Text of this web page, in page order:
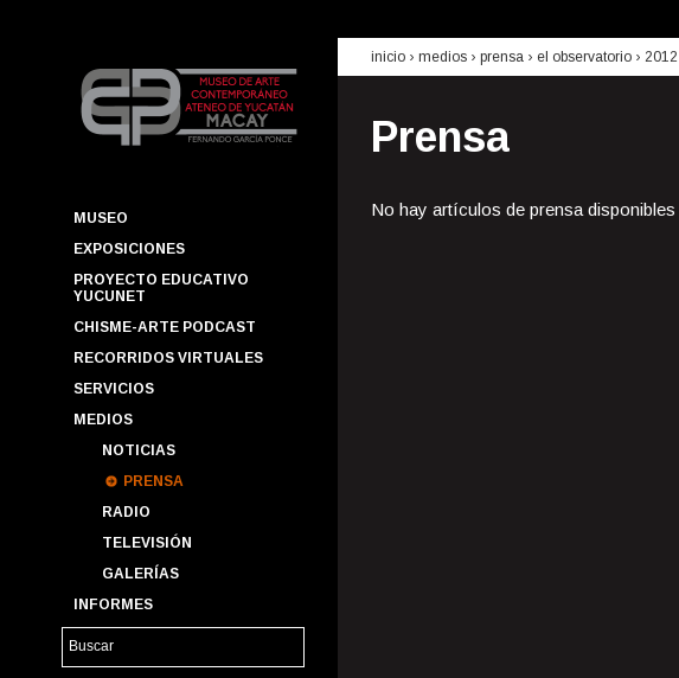
MUSEO
EXPOSICIONES
PROYECTO EDUCATIVO
YUCUNET
CHISME-ARTE PODCAST
RECORRIDOS VIRTUALES
SERVICIOS
MEDIOS
NOTICIAS
PRENSA
RADIO
TELEVISIÓN
GALERÍAS
INFORMES
inicio › medios › prensa › el observatorio › 2012
Prensa
No hay artículos de prensa disponibles